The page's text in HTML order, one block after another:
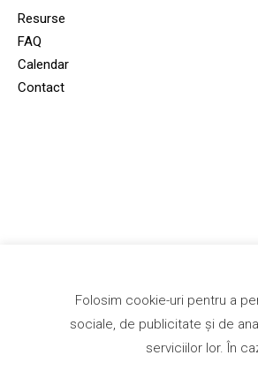
Resurse
FAQ
Calendar
Contact
Folosim cookie-uri pentru a
sociale, de publicitate și de
serviciilor lor. În